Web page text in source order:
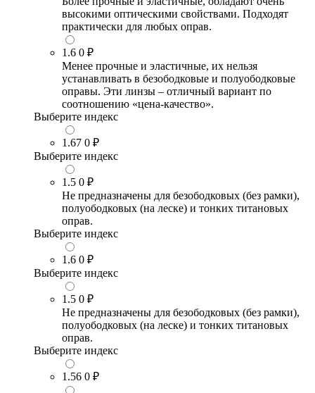
высокими оптическими свойствами. Подходят
практически для любых оправ.
1.6 0 ₽
Менее прочные и эластичные, их нельзя
устанавливать в безободковые и полуободковые
оправы. Эти линзы – отличный вариант по
соотношению «цена-качество».
Выберите индекс
1.67 0 ₽
Выберите индекс
1.5 0 ₽
Не предназначены для безободковых (без рамки),
полуободковых (на леске) и тонких титановых
оправ.
Выберите индекс
1.6 0 ₽
Выберите индекс
1.5 0 ₽
Не предназначены для безободковых (без рамки),
полуободковых (на леске) и тонких титановых
оправ.
Выберите индекс
1.56 0 ₽